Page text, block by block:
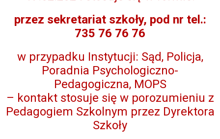
przez sekretariat szkoły, pod nr tel.:
735 76 76 76
w przypadku Instytucji: Sąd, Policja,
Poradnia Psychologiczno-
Pedagogiczna, MOPS
– kontakt stosuje się w porozumieniu z
Pedagogiem Szkolnym przez Dyrektora
Szkoły